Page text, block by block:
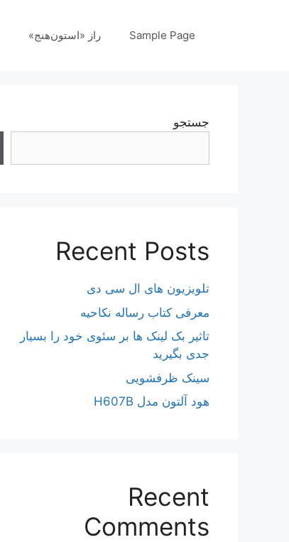
Sample Page راز «استون‌هنج»
جستجو
Recent Posts
تلویزیون های ال سی دی
معرفی کتاب رساله نکاحیه
تاثیر بک لینک ها بر سئوی خود را بسیار
جدی بگیرید
سینک ظرفشویی
هود آلتون مدل H607B
Recent
Comments